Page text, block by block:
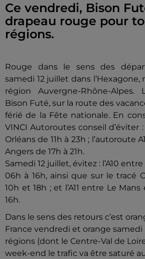
Ce vendredi, Bison
drapeau rouge pour
régions.
Rouge dans le sens des
samedi 12 juillet dans
région Auvergne-Rhône-Alpes.
Bison Futé, sur la route des
férié de la Fête nationale. En
VINCI Autoroutes conseil d’éviter :
Orléans de 11h à 23h ; l’autoroute
Angers de 17h à 21h.
Samedi 12 juillet, évitez : l’A10
06h à 16h, ainsi que sur le tracé
10h et 18h ; et l’A11 entre Le
16h.
Dans le sens des retours c’est
France vendredi et orange
régions (dont le Centre-Val de
week-end le trafic va être saturé